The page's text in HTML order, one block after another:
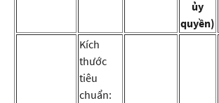
ủy
quyền)
Kích
thước
tiêu
chuẩn: